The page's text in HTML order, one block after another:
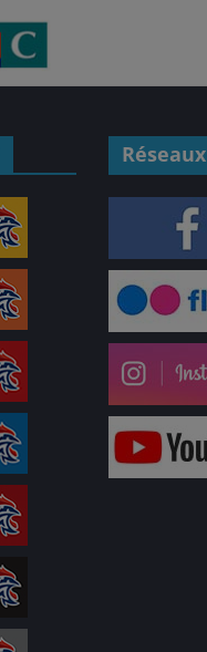
Réseaux